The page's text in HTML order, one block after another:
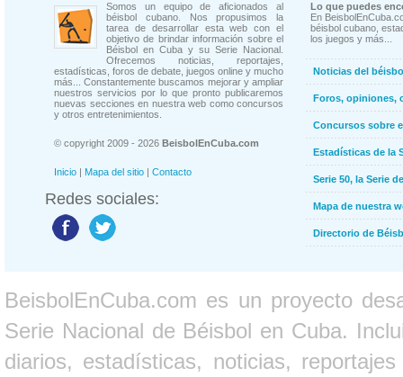
Somos un equipo de aficionados al
béisbol cubano. Nos propusimos la
tarea de desarrollar esta web con el
objetivo de brindar información sobre el
Béisbol en Cuba y su Serie Nacional.
Ofrecemos noticias, reportajes,
estadísticas, foros de debate, juegos online y mucho
más... Constantemente buscamos mejorar y ampliar
nuestros servicios por lo que pronto publicaremos
nuevas secciones en nuestra web como concursos
y otros entretenimientos.
© copyright 2009 - 2026 BeisbolEnCuba.com
Inicio | Mapa del sitio | Contacto
Redes sociales:
Lo que puedes
En
béisbol cubano,
los juegos y más...
Noticias del
Foros, opiniones,
Concursos sobre
Estadísticas de la
Serie 50, la Serie
Mapa de nuestra
Directorio de
BeisbolEnCuba.com es un proyecto
Serie Nacional de Béisbol en Cuba.
diarios, estadísticas, noticias,